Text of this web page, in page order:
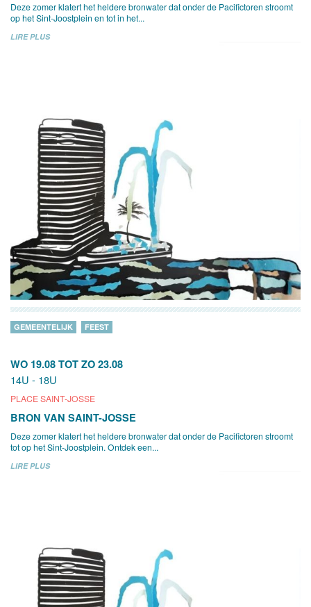
Deze zomer klatert het heldere bronwater dat onder de Pacifictoren stroomt
op het Sint-Joostplein en tot in het...
LIRE PLUS
WO 19.08 TOT ZO 23.08
14U - 18U
PLACE SAINT-JOSSE
GEMEENTELIJK FEEST
BRON VAN SAINT-JOSSE
Deze zomer klatert het heldere bronwater dat onder de Pacifictoren stroomt
tot op het Sint-Joostplein. Ontdek een...
LIRE PLUS